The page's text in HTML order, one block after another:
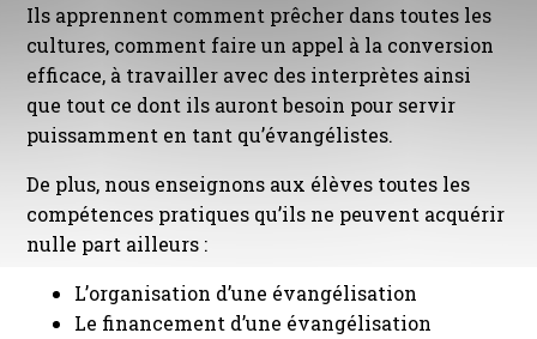
Ils apprennent comment prêcher dans toutes les
cultures, comment faire un appel à la conversion
efficace, à travailler avec des interprètes ainsi
que tout ce dont ils auront besoin pour servir
puissamment en tant qu’évangélistes.
De plus, nous enseignons aux élèves toutes les
compétences pratiques qu’ils ne peuvent acquérir
nulle part ailleurs :
L’organisation d’une évangélisation
Le financement d’une évangélisation